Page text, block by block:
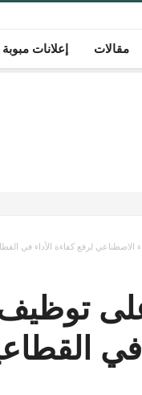
مقالات إعلانات مبوبة
لرفع كفاءة الأداء في
توظيف
في